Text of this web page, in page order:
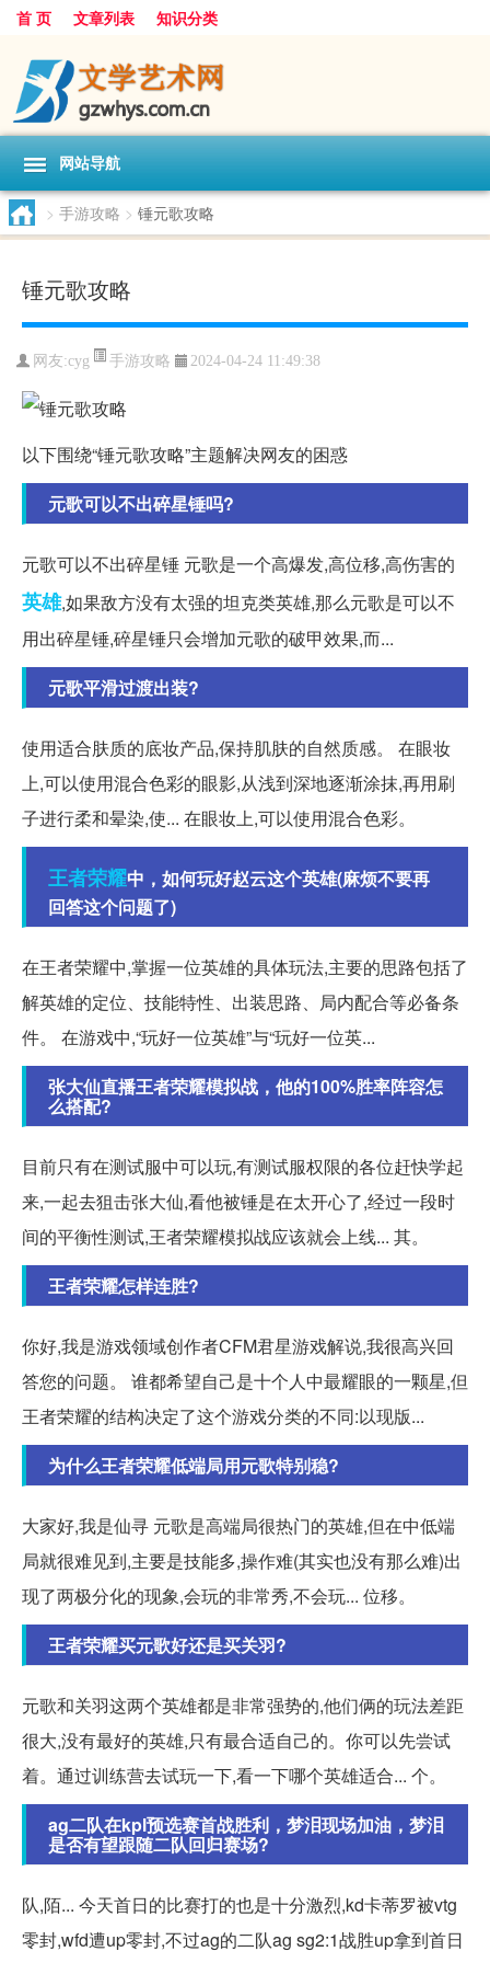
首 页 文章列表 知识分类
网站导航
> 手游攻略 > 锤元歌攻略
锤元歌攻略
网友:cyg 手游攻略 2024-04-24 11:49:38
以下围绕“锤元歌攻略”主题解决网友的困惑
元歌可以不出碎星锤吗?
元歌可以不出碎星锤 元歌是一个高爆发,高位移,高伤害的
英雄,如果敌方没有太强的坦克类英雄,那么元歌是可以不
用出碎星锤,碎星锤只会增加元歌的破甲效果,而...
元歌平滑过渡出装?
使用适合肤质的底妆产品,保持肌肤的自然质感。 在眼妆
上,可以使用混合色彩的眼影,从浅到深地逐渐涂抹,再用刷
子进行柔和晕染,使... 在眼妆上,可以使用混合色彩。
王者荣耀中，如何玩好赵云这个英雄(麻烦不要再
回答这个问题了)
在王者荣耀中,掌握一位英雄的具体玩法,主要的思路包括了
解英雄的定位、技能特性、出装思路、局内配合等必备条
件。 在游戏中,“玩好一位英雄”与“玩好一位英...
张大仙直播王者荣耀模拟战，他的100%胜率阵容怎
么搭配?
目前只有在测试服中可以玩,有测试服权限的各位赶快学起
来,一起去狙击张大仙,看他被锤是在太开心了,经过一段时
间的平衡性测试,王者荣耀模拟战应该就会上线... 其。
王者荣耀怎样连胜?
你好,我是游戏领域创作者CFM君星游戏解说,我很高兴回
答您的问题。 谁都希望自己是十个人中最耀眼的一颗星,但
王者荣耀的结构决定了这个游戏分类的不同:以现版...
为什么王者荣耀低端局用元歌特别稳?
大家好,我是仙寻 元歌是高端局很热门的英雄,但在中低端
局就很难见到,主要是技能多,操作难(其实也没有那么难)出
现了两极分化的现象,会玩的非常秀,不会玩... 位移。
王者荣耀买元歌好还是买关羽?
元歌和关羽这两个英雄都是非常强势的,他们俩的玩法差距
很大,没有最好的英雄,只有最合适自己的。你可以先尝试
着。通过训练营去试玩一下,看一下哪个英雄适合... 个。
ag二队在kpl预选赛首战胜利，梦泪现场加油，梦泪
是否有望跟随二队回归赛场?
队,陌... 今天首日的比赛打的也是十分激烈,kd卡蒂罗被vtg
零封,wfd遭up零封,不过ag的二队ag sg2:1战胜up拿到首日